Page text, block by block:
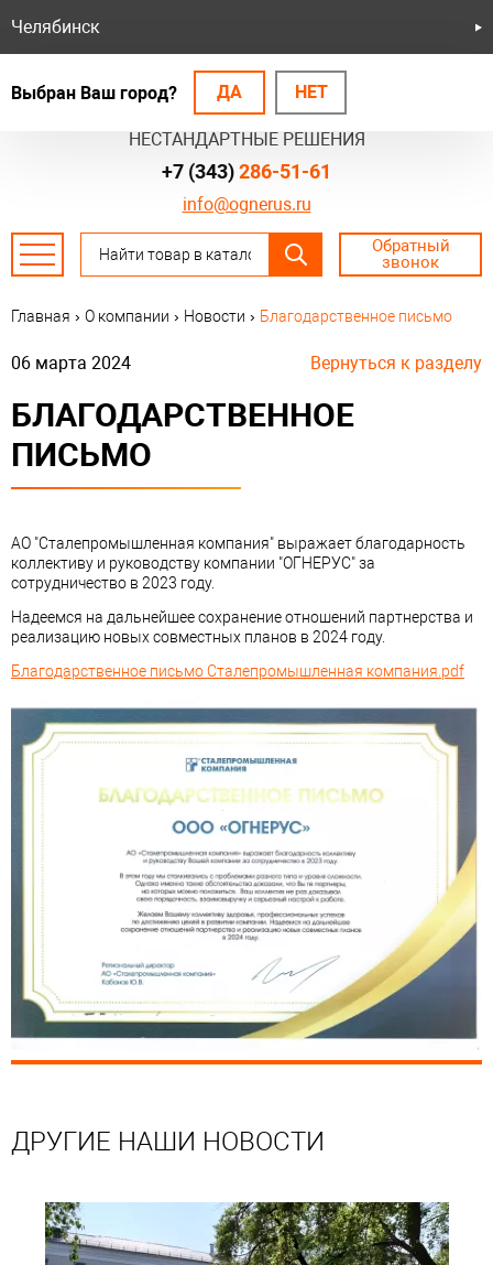
БЕЗОПАСНЫЕ СИСТЕМЫ
НЕСТАНДАРТНЫЕ РЕШЕНИЯ
Челябинск
Выбран Ваш город? ДА НЕТ
info@ognerus.ru
+7 (343)286-51-61
Обратный
звонок
Главная › О компании › Новости › Благодарственное письмо
06 марта 2024 Вернуться к разделу
БЛАГОДАРСТВЕННОЕ
ПИСЬМО
АО "Сталепромышленная компания" выражает благодарность
коллективу и руководству компании "ОГНЕРУС" за
сотрудничество в 2023 году.
Надеемся на дальнейшее сохранение отношений партнерства и
реализацию новых совместных планов в 2024 году.
Благодарственное письмо Сталепромышленная компания.pdf
ДРУГИЕ НАШИ НОВОСТИ